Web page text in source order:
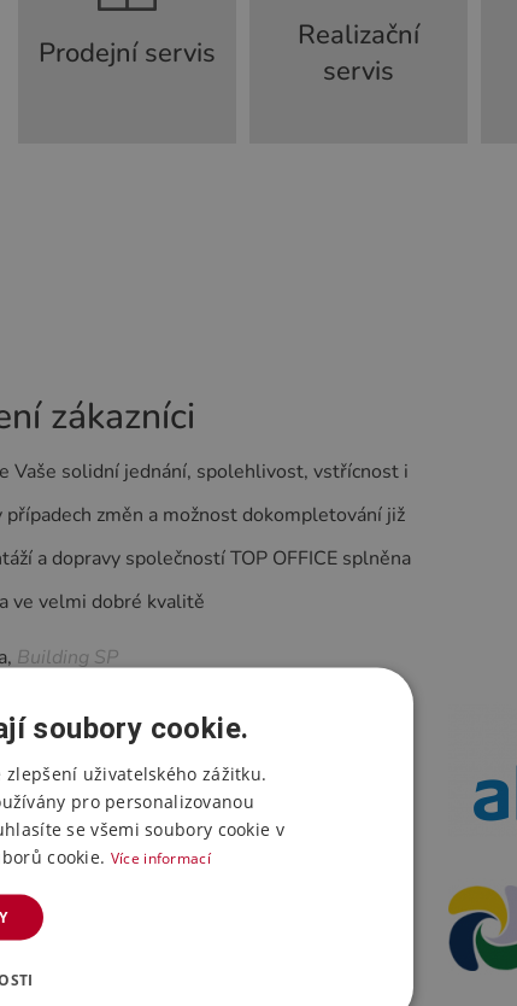
Prodejní servis
Realizační
servis
zákazníci
Vaše solidní jednání, spolehlivost, vstřícnost i
změn a možnost dokompletování již
a dopravy společností TOP OFFICE splněna
ve velmi dobré kvalitě
Building SP
soubory cookie.
uživatelského zážitku.
pro personalizovanou
se všemi soubory cookie v
cookie. Více informací